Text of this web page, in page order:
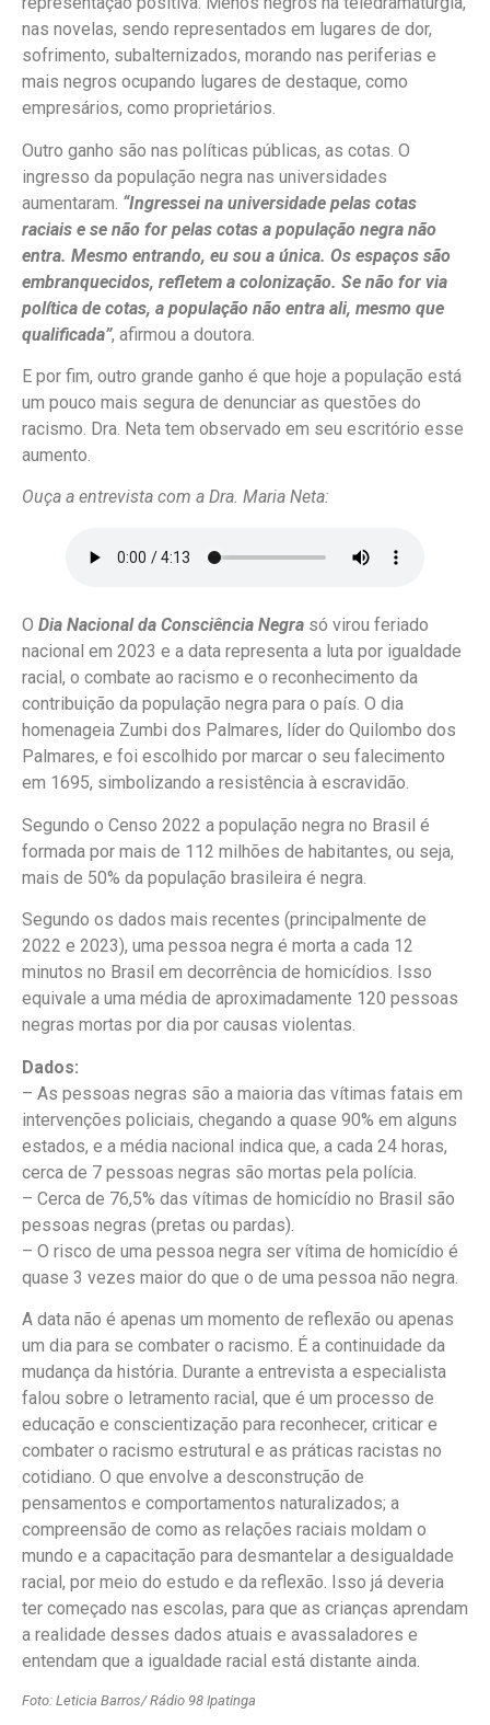
nas novelas, sendo representados em lugares de dor,
sofrimento, subalternizados, morando nas periferias e
mais negros ocupando lugares de destaque, como
empresários, como proprietários.
Outro ganho são nas políticas públicas, as cotas. O
ingresso da população negra nas universidades
aumentaram. “Ingressei na universidade pelas cotas
raciais e se não for pelas cotas a população negra não
entra. Mesmo entrando, eu sou a única. Os espaços são
embranquecidos, refletem a colonização. Se não for via
política de cotas, a população não entra ali, mesmo que
qualificada”, afirmou a doutora.
E por fim, outro grande ganho é que hoje a população está
um pouco mais segura de denunciar as questões do
racismo. Dra. Neta tem observado em seu escritório esse
aumento.
Ouça a entrevista com a Dra. Maria Neta:
O Dia Nacional da Consciência Negra só virou feriado
nacional em 2023 e a data representa a luta por igualdade
racial, o combate ao racismo e o reconhecimento da
contribuição da população negra para o país. O dia
homenageia Zumbi dos Palmares, líder do Quilombo dos
Palmares, e foi escolhido por marcar o seu falecimento
em 1695, simbolizando a resistência à escravidão.
Segundo o Censo 2022 a população negra no Brasil é
formada por mais de 112 milhões de habitantes, ou seja,
mais de 50% da população brasileira é negra.
Segundo os dados mais recentes (principalmente de
2022 e 2023), uma pessoa negra é morta a cada 12
minutos no Brasil em decorrência de homicídios. Isso
equivale a uma média de aproximadamente 120 pessoas
negras mortas por dia por causas violentas.
Dados:
– As pessoas negras são a maioria das vítimas fatais em
intervenções policiais, chegando a quase 90% em alguns
estados, e a média nacional indica que, a cada 24 horas,
cerca de 7 pessoas negras são mortas pela polícia.
– Cerca de 76,5% das vítimas de homicídio no Brasil são
pessoas negras (pretas ou pardas).
– O risco de uma pessoa negra ser vítima de homicídio é
quase 3 vezes maior do que o de uma pessoa não negra.
A data não é apenas um momento de reflexão ou apenas
um dia para se combater o racismo. É a continuidade da
mudança da história. Durante a entrevista a especialista
falou sobre o letramento racial, que é um processo de
educação e conscientização para reconhecer, criticar e
combater o racismo estrutural e as práticas racistas no
cotidiano. O que envolve a desconstrução de
pensamentos e comportamentos naturalizados; a
compreensão de como as relações raciais moldam o
mundo e a capacitação para desmantelar a desigualdade
racial, por meio do estudo e da reflexão. Isso já deveria
ter começado nas escolas, para que as crianças aprendam
a realidade desses dados atuais e avassaladores e
entendam que a igualdade racial está distante ainda.
Foto: Leticia Barros/ Rádio 98 Ipatinga